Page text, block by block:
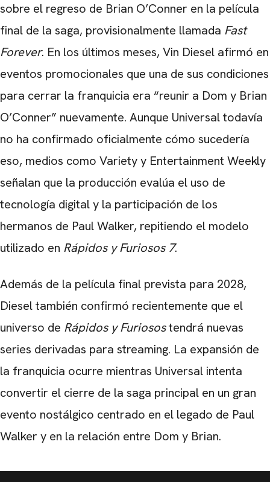
sobre el regreso de Brian O’Conner en la película
final de la saga, provisionalmente llamada Fast
Forever. En los últimos meses, Vin Diesel afirmó en
eventos promocionales que una de sus condiciones
para cerrar la franquicia era “reunir a Dom y Brian
O’Conner” nuevamente. Aunque Universal todavía
no ha confirmado oficialmente cómo sucedería
eso, medios como Variety y Entertainment Weekly
señalan que la producción evalúa el uso de
tecnología digital y la participación de los
hermanos de Paul Walker, repitiendo el modelo
utilizado en Rápidos y Furiosos 7.
Además de la película final prevista para 2028,
Diesel también confirmó recientemente que el
universo de Rápidos y Furiosostendrá nuevas
series derivadas para streaming. La expansión de
la franquicia ocurre mientras Universal intenta
convertir el cierre de la saga principal en un gran
evento nostálgico centrado en el legado de Paul
Walker y en la relación entre Dom y Brian.